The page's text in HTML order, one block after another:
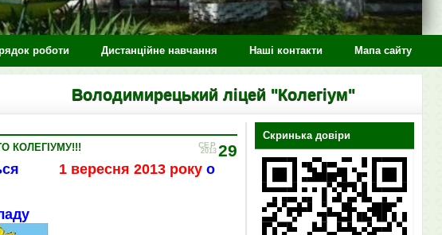
роботи Дистанційне навчання Наші контакти Мапа сайту
ліцей "Колегіум"
29
СЕР
2013
КОЛЕГІУМУ!!!
1 вересня 2013 року о
Скринька довіри